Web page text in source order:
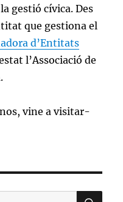
gestió cívica. Des
que gestiona el
d’Entitats
l’Associació de
vine a visitar-